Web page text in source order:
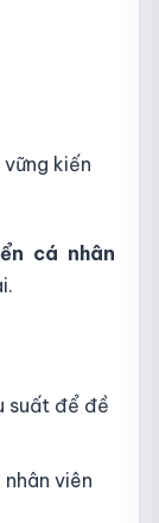
kiến
cá nhân
suất để đề
viên